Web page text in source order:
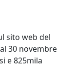
sito web del
30 novembre
e 825mila